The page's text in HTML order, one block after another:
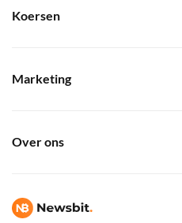
Koersen
Marketing
Over ons